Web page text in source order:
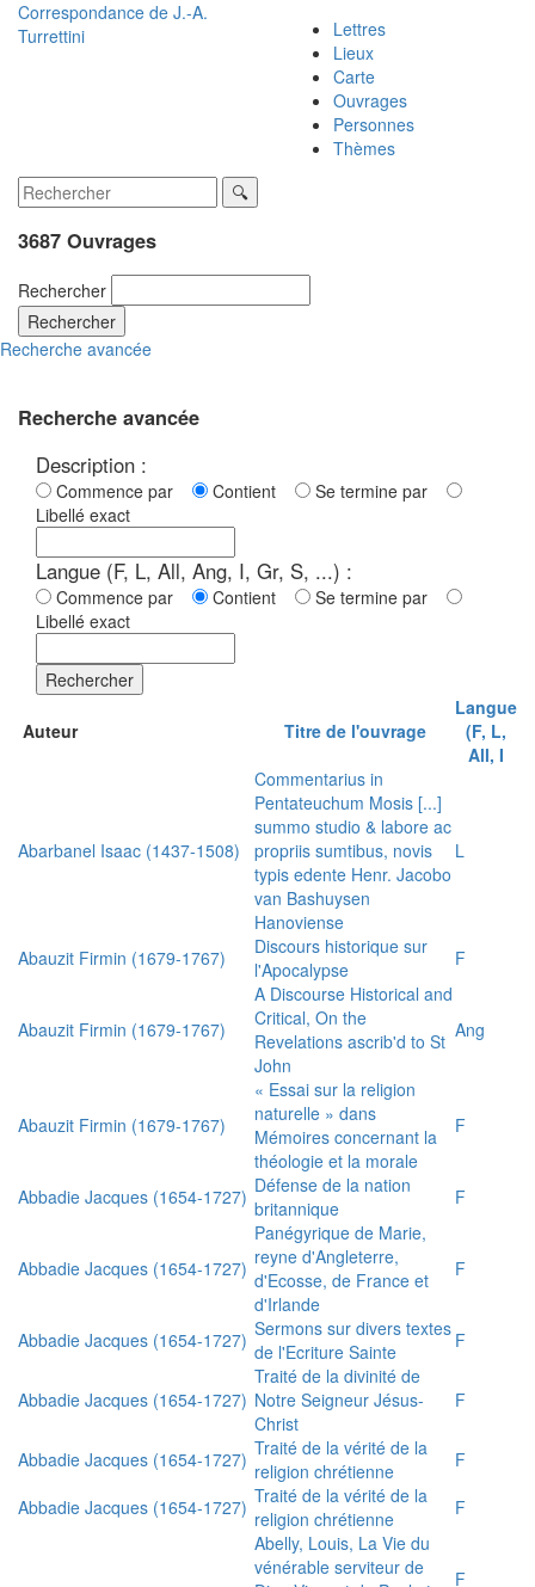
Correspondance de J.-A.
Turrettini
Lettres
Lieux
Carte
Ouvrages
Personnes
Thèmes
3687 Ouvrages
Rechercher
Rechercher
Recherche avancée
Recherche avancée
Description :
Commence par Contient
Se termine par
Libellé exact
Langue (F, L, All, Ang, I, Gr, S, ...) :
Commence par Contient
Se termine par
Libellé exact
Rechercher
Auteur Titre de l'ouvrage
Langue
(F, L,
All, I
Abarbanel Isaac (1437-1508)
Commentarius in
Pentateuchum Mosis [...]
summo studio & labore ac
propriis sumtibus, novis
typis edente Henr. Jacobo
van Bashuysen
Hanoviense
L
Abauzit Firmin (1679-1767)
Discours historique sur
l'Apocalypse
F
Abauzit Firmin (1679-1767)
A Discourse Historical and
Critical, On the
Revelations ascrib'd to St
John
Ang
Abauzit Firmin (1679-1767)
« Essai sur la religion
naturelle » dans
Mémoires concernant la
théologie et la morale
F
Abbadie Jacques (1654-1727) Défense de la nation
britannique
F
Abbadie Jacques (1654-1727)
Panégyrique de Marie,
reyne d'Angleterre,
d'Ecosse, de France et
d'Irlande
F
Abbadie Jacques (1654-1727) Sermons sur divers textes
de l'Ecriture Sainte
F
Abbadie Jacques (1654-1727)
Traité de la divinité de
Notre Seigneur Jésus-
Christ
F
Abbadie Jacques (1654-1727) Traité de la vérité de la
religion chrétienne
F
Abbadie Jacques (1654-1727) Traité de la vérité de la
religion chrétienne
F
Abelly, Louis, La Vie du
vénérable serviteur de
F